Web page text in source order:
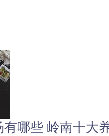
有哪些 岭南十大